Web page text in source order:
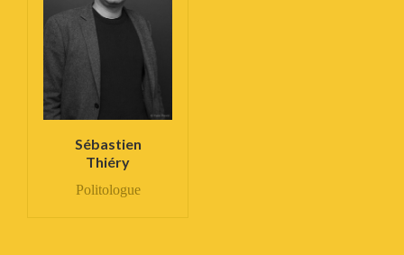
Sébastien
Thiéry
Politologue